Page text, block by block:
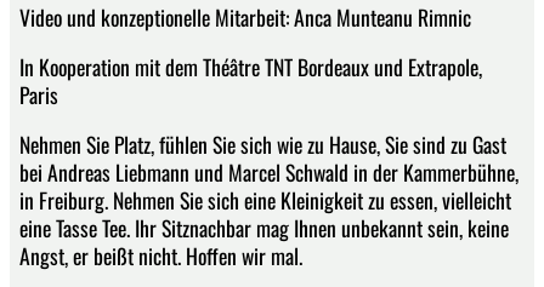
Video und konzeptionelle Mitarbeit: Anca Munteanu Rimnic
In Kooperation mit dem Théâtre TNT Bordeaux und Extrapole,
Paris
Nehmen Sie Platz, fühlen Sie sich wie zu Hause, Sie sind zu Gast
bei Andreas Liebmann und Marcel Schwald in der Kammerbühne,
in Freiburg. Nehmen Sie sich eine Kleinigkeit zu essen, vielleicht
eine Tasse Tee. Ihr Sitznachbar mag Ihnen unbekannt sein, keine
Angst, er beißt nicht. Hoffen wir mal.